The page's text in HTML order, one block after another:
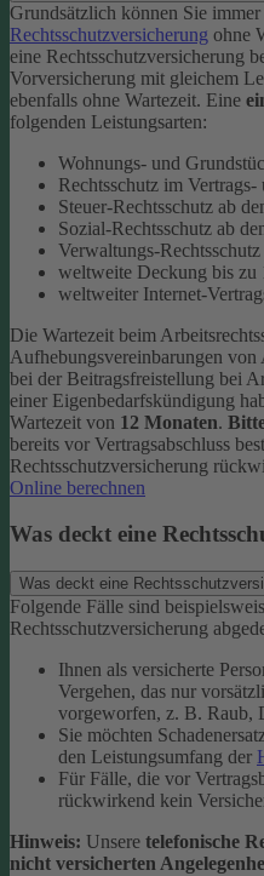
Grundsätzlich können Sie immer
Rechtsschutzversicherung ohne
eine Rechtsschutzversicherung
Vorversicherung mit gleichem
ebenfalls ohne Wartezeit. Eine
folgenden Leistungsarten:
Wohnungs- und
Rechtsschutz im Vertrags-
Steuer-Rechtsschutz ab
Sozial-Rechtsschutz ab
Verwaltungs-
weltweite Deckung bis zu
weltweiter Internet-
Die Wartezeit beim
Aufhebungsvereinbarungen von
bei der Beitragsfreistellung bei
einer Eigenbedarfskündigung
Wartezeit von 12 Monaten.
bereits vor Vertragsabschluss
Rechtsschutzversicherung
Online berechnen
Was deckt eine
Was deckt eine
Folgende Fälle sind
Rechtsschutzversicherung
Ihnen als versicherte
Vergehen, das nur
vorgeworfen, z. B. Raub,
Sie möchten
den Leistungsumfang der
Für Fälle, die vor
rückwirkend kein
Hinweis: Unsere telefonische
nicht versicherten